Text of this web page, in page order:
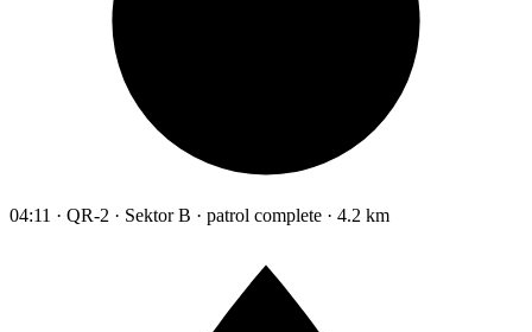
04:11 · QR-2 · Sektor B · patrol complete · 4.2 km